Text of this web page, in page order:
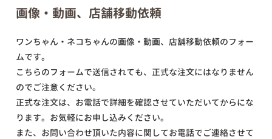
画像・動画、店舗移動依頼
ワンちゃん・ネコちゃんの画像・動画、店舗移動依頼のフォー
ムです。
こちらのフォームで送信されても、正式な注文にはなりません
のでご注意ください。
正式な注文は、お電話で詳細を確認させていただいてからにな
ります。お気軽にお申し込みください。
また、お問い合わせ頂いた内容に関してお電話でご連絡させて